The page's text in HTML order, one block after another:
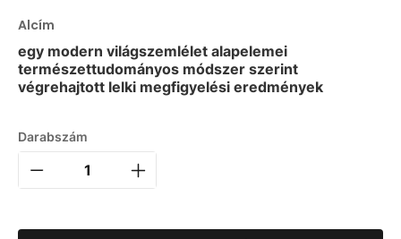
Alcím
egy modern világszemlélet alapelemei
természettudományos módszer szerint
végrehajtott lelki megfigyelési eredmények
Darabszám